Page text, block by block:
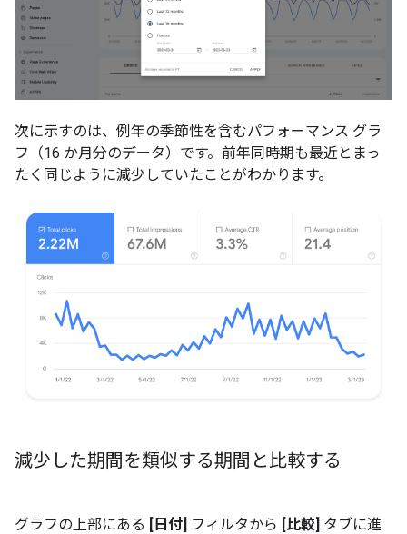
次に示すのは、例年の季節性を含むパフォーマンス グラ
フ（16 か月分のデータ）です。前年同時期も最近とまっ
たく同じように減少していたことがわかります。
減少した期間を類似する期間と比較する
グラフの上部にある [日付] フィルタから [比較] タブに進